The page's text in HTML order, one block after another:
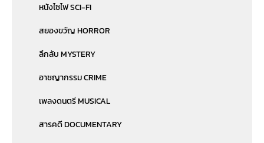
หนังไซไฟ SCI-FI
สยองขวัญ HORROR
ลึกลับ MYSTERY
อาชญากรรม CRIME
เพลงดนตรี MUSICAL
สารคดี DOCUMENTARY